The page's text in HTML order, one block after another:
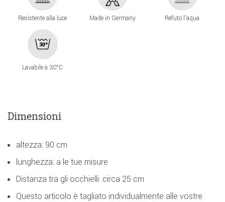
Resistente alla luce Made in Germany Refuto l'aqua
Lavabile à 30°C
Dimensioni
altezza: 90 cm
lunghezza: a le tue misure
Distanza tra gli occhielli: circa 25 cm
Questo articolo è tagliato individualmente alle vostre